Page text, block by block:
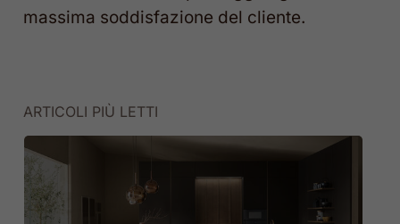
massima soddisfazione del cliente.
ARTICOLI PIÙ LETTI